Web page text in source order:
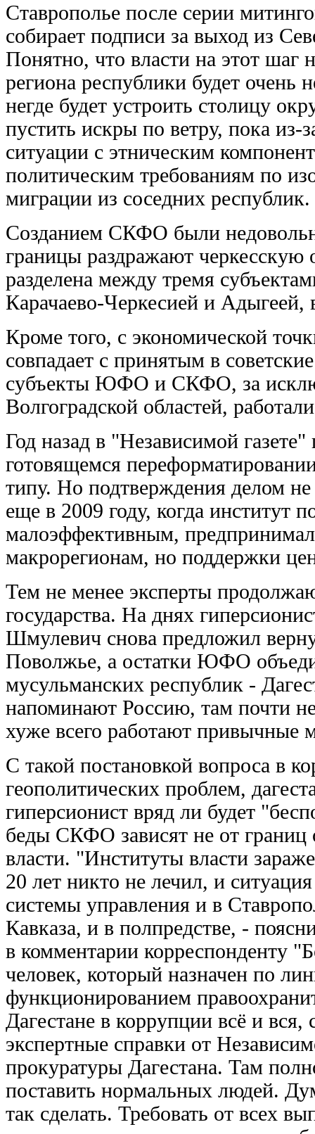
Ставрополье после серии
собирает подписи за выход из
Понятно, что власти на этот шаг
региона республики будет очень
негде будет устроить столицу
пустить искры по ветру, пока
ситуации с этническим
политическим требованиям по
миграции из соседних республик.
Созданием СКФО были
границы раздражают черкесскую
разделена между тремя
Карачаево-Черкесией и
Кроме того, с экономической
совпадает с принятым в
субъекты ЮФО и СКФО, за
Волгоградской областей,
Год назад в "Независимой
готовящемся
типу. Но подтверждения делом
еще в 2009 году, когда институт
малоэффективным,
макрорегионам, но поддержки
Тем не менее эксперты
государства. На днях
Шмулевич снова предложил
Поволжье, а остатки ЮФО
мусульманских республик -
напоминают Россию, там почти
хуже всего работают привычные
С такой постановкой вопроса в
геополитических проблем,
гиперсионист вряд ли будет
беды СКФО зависят не от границ
власти. "Институты власти
20 лет никто не лечил, и
системы управления и в
Кавказа, и в полпредстве, -
в комментарии корреспонденту
человек, который назначен по
функционированием
Дагестане в коррупции всё и
экспертные справки от
прокуратуры Дагестана. Там
поставить нормальных людей.
так сделать. Требовать от всех